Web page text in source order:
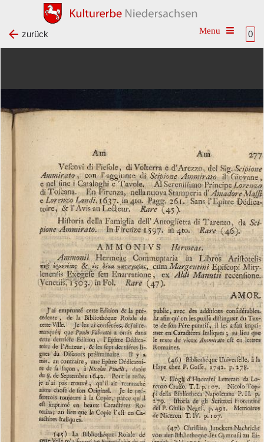
0
Toggle
zurück